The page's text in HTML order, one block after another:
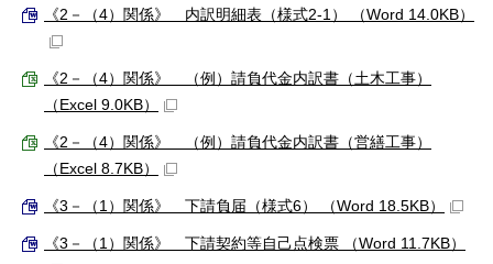
《2－（4）関係》 内訳明細表（様式2-1） （Word 14.0KB）
《2－（4）関係》 （例）請負代金内訳書（土木工事）
（Excel 9.0KB）
《2－（4）関係》 （例）請負代金内訳書（営繕工事）
（Excel 8.7KB）
《3－（1）関係》 下請負届（様式6） （Word 18.5KB）
《3－（1）関係》 下請契約等自己点検票 （Word 11.7KB）